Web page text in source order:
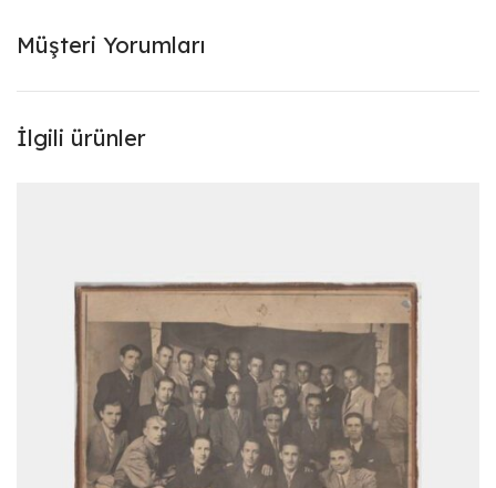
Müşteri Yorumları
İlgili ürünler